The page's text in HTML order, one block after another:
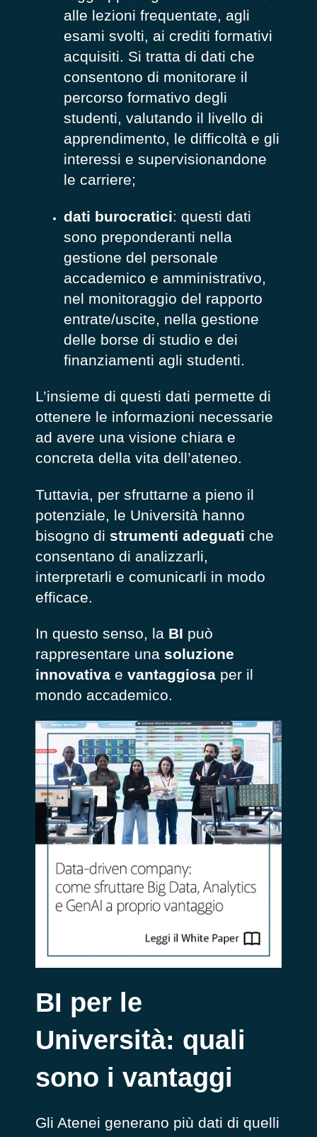
alle lezioni frequentate, agli
esami svolti, ai crediti formativi
acquisiti. Si tratta di dati che
consentono di monitorare il
percorso formativo degli
studenti, valutando il livello di
apprendimento, le difficoltà e gli
interessi e supervisionandone
le carriere;
dati burocratici: questi dati
sono preponderanti nella
gestione del personale
accademico e amministrativo,
nel monitoraggio del rapporto
entrate/uscite, nella gestione
delle borse di studio e dei
finanziamenti agli studenti.
L’insieme di questi dati permette di
ottenere le informazioni necessarie
ad avere una visione chiara e
concreta della vita dell’ateneo.
Tuttavia, per sfruttarne a pieno il
potenziale, le Università hanno
bisogno di strumenti adeguati che
consentano di analizzarli,
interpretarli e comunicarli in modo
efficace.
In questo senso, la BI può
rappresentare una soluzione
innovativae vantaggiosaper il
mondo accademico.
BI per le
Università: quali
sono i vantaggi
Gli Atenei generano più dati di quelli